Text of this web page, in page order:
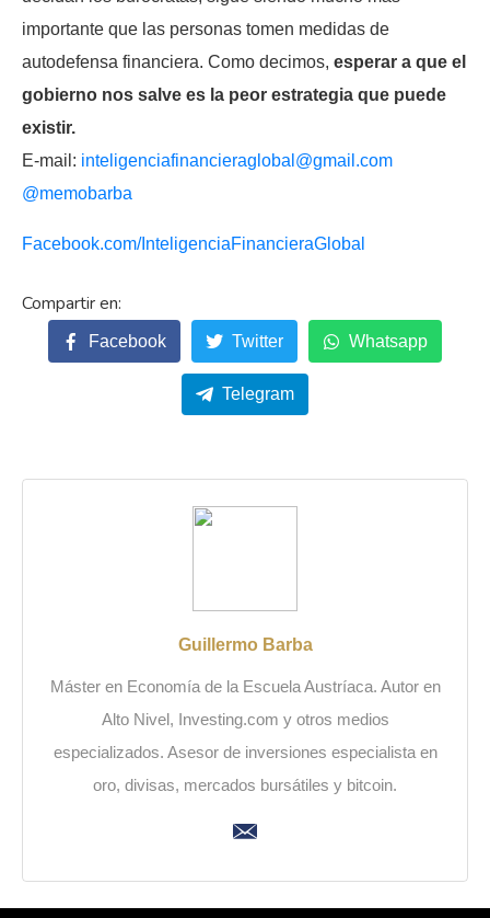
importante que las personas tomen medidas de
autodefensa financiera. Como decimos, esperar a que el
gobierno nos salve es la peor estrategia que puede
existir.
E-mail: inteligenciafinancieraglobal@gmail.com
@memobarba
Facebook.com/InteligenciaFinancieraGlobal
Facebook Twitter Whatsapp
Telegram
Guillermo Barba
Máster en Economía de la Escuela Austríaca. Autor en
Alto Nivel, Investing.com y otros medios
especializados. Asesor de inversiones especialista en
oro, divisas, mercados bursátiles y bitcoin.